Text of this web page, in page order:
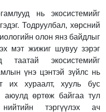
нь экосистемийг
Тодруулбал, хөрсний
олон янз байдлыг
мэт жижиг шувуу зэрэг
таатай экосистемийг
үнэ цэнтэй зүйлс нь
их хураалт, хууль бус
аюулд өртөж байгаа тул
тэргүүлэх ач